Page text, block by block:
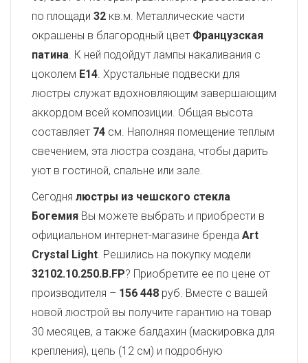
по площади 32 кв.м. Металлические части
окрашены в благородный цвет Французская
патина. К ней подойдут лампы накаливания с
цоколем E14. Хрустальные подвески для
люстры служат вдохновляющим завершающим
аккордом всей композиции. Общая высота
составляет 74 см. Наполняя помещение теплым
свечением, эта люстра создана, чтобы дарить
уют в гостиной, спальне или зале.
Сегодня люстры из чешского стекла
Богемия Вы можете выбрать и приобрести в
официальном интернет-магазине бренда Art
Crystal Light. Решились на покупку модели
32102.10.250.B.FP? Приобретите ее по цене от
производителя – 156 448 руб. Вместе с вашей
новой люстрой вы получите гарантию на товар
30 месяцев, а также балдахин (маскировка для
крепления), цепь (12 см) и подробную